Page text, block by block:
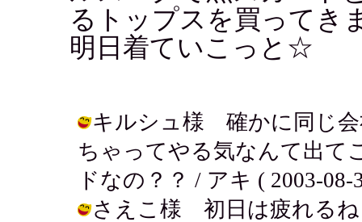
るトップスを買ってき
明日着ていこっと☆
キルシュ様 確かに同じ会
ちゃってやる気なんて出て
ドなの？？ / アキ ( 2003-08-
さえこ様 初日は疲れる